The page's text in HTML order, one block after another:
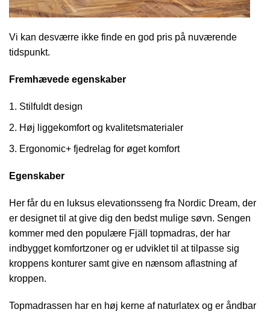
Vi kan desværre ikke finde en god pris på nuværende
tidspunkt.
Fremhævede egenskaber
Stilfuldt design
Høj liggekomfort og kvalitetsmaterialer
Ergonomic+ fjedrelag for øget komfort
Egenskaber
Her får du en luksus elevationsseng fra Nordic Dream, der
er designet til at give dig den bedst mulige søvn. Sengen
kommer med den populære Fjäll topmadras, der har
indbygget komfortzoner og er udviklet til at tilpasse sig
kroppens konturer samt give en nænsom aflastning af
kroppen.
Topmadrassen har en høj kerne af naturlatex og er åndbar